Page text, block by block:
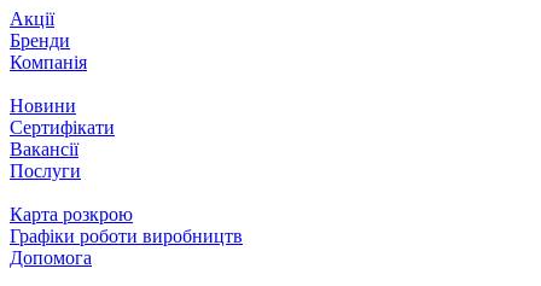
Акції
Бренди
Компанія
Новини
Сертифікати
Вакансії
Послуги
Карта розкрою
Графіки роботи виробництв
Допомога